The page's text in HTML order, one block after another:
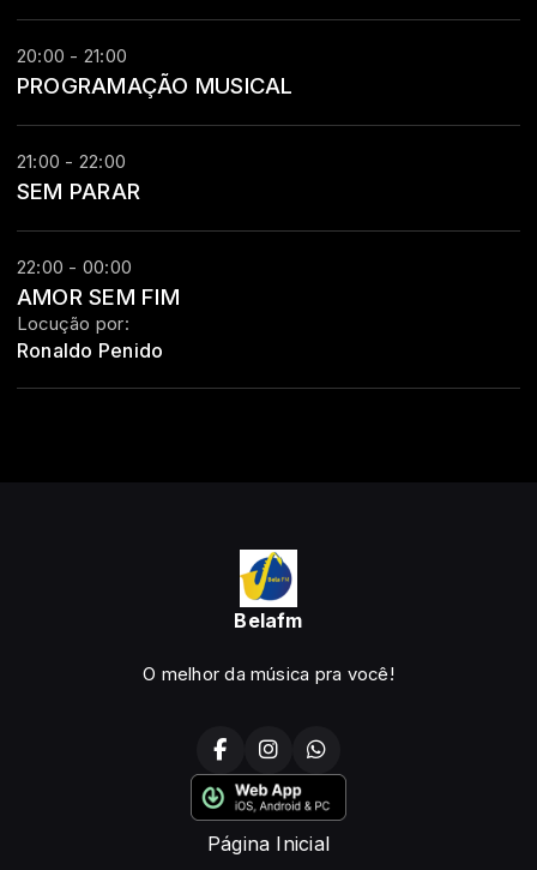
20:00 - 21:00
PROGRAMAÇÃO MUSICAL
21:00 - 22:00
SEM PARAR
22:00 - 00:00
AMOR SEM FIM
Locução por:
Ronaldo Penido
Belafm
O melhor da música pra você!
Página Inicial